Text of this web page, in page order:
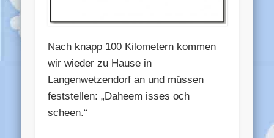
Nach knapp 100 Kilometern kommen
wir wieder zu Hause in
Langenwetzendorf an und müssen
feststellen: „Daheem isses och
scheen.“